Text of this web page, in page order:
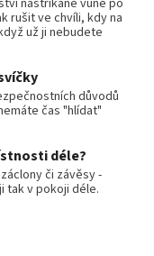
rušit ve chvíli, kdy na
už ji nebudete
důvodů
čas "hlídat"
déle?
či závěsy -
tak v pokoji déle.